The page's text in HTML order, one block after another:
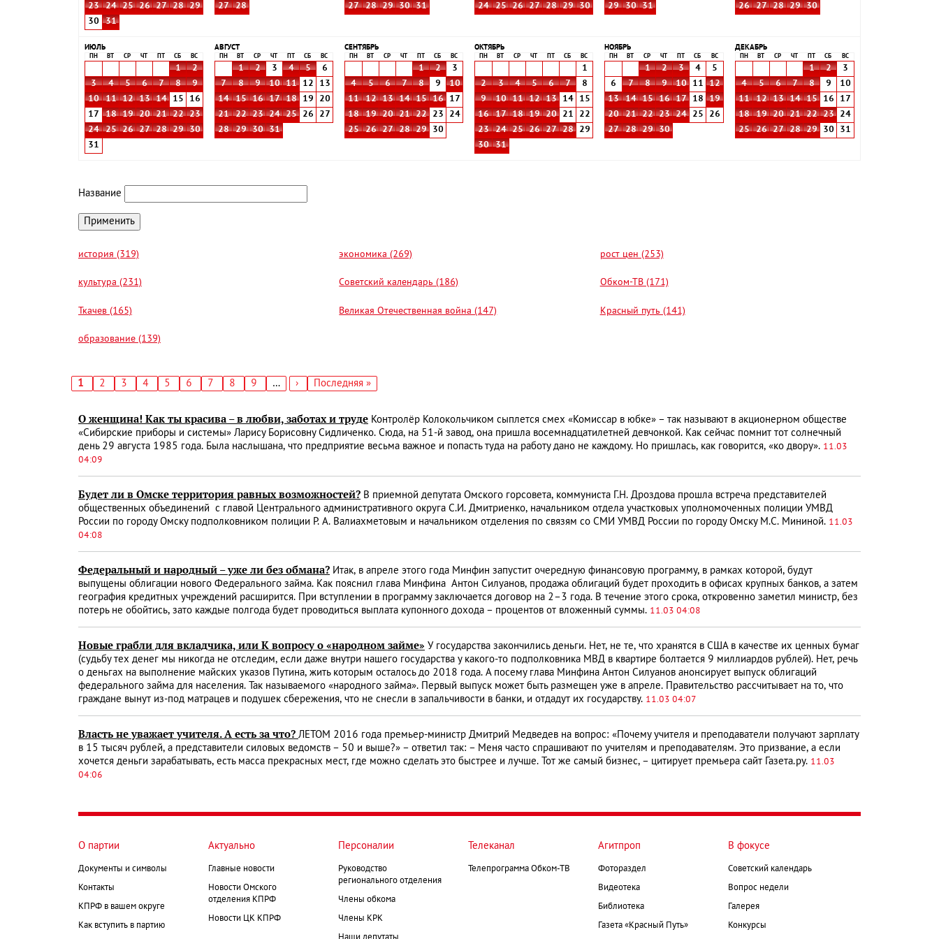
23
24 25 26 27 28
29
30
31
27
28
27
28 29 30 31
24
25 26 27 28 29 30
29
30 31
26
27 28 29 30
ИЮЛЬ
ПН ВТ СР ЧТ СБ ВС
1
2
3
4 5 6 7 8
9
10
11 12 13 14 15
16
17
18 19 20 21 22
23
24
25 26 27 28 29
30
31
АВГУСТ
ПН ВТ СР ЧТ СБ ВС
1 2 3 4 5
6
7
8 9 10 11 12
13
14
15 16 17 18 19
20
21
22 23 24 25 26
27
28
29 30 31
СЕНТЯБРЬ
ПН ВТ СР ЧТ СБ ВС
1 2
3
4
5 6 7 8 9
10
11
12 13 14 15 16
17
18
19 20 21 22 23
24
25
26 27 28 29 30
ОКТЯБРЬ
ПН ВТ СР ЧТ СБ ВС
1
2
3 4 5 6 7
8
9
10 11 12 13 14
15
16
17 18 19 20 21
22
23
24 25 26 27 28
29
30
31
НОЯБРЬ
ПН ВТ СР ЧТ СБ ВС
1 2 3 4
5
6
7 8 9 10 11
12
13
14 15 16 17 18
19
20
21 22 23 24 25
26
27
28 29 30
ДЕКАБРЬ
ПН ВТ СР ЧТ СБ ВС
1 2
3
4
5 6 7 8 9
10
11
12 13 14 15 16
17
18
19 20 21 22 23
24
25
26 27 28 29 30 31
Название
история (319) экономика (269) рост цен (253)
культура (231) Советский календарь (186) Обком-ТВ (171)
Ткачев (165) Великая Отечественная война (147) Красный путь (141)
образование (139)
Текущая
1 Страница
2 Страница
3 Страница
4 Страница
5 Страница
6 Страница
7 Страница
8 Страница
9 …
Следующая
›
Последняя
Последняя »
О женщина! Как ты красива – в любви, заботах и труде Контролёр Колокольчиком сыплется смех «Комиссар в юбке» – так называют в акционерном обществе
«Сибирские приборы и системы» Ларису Борисовну Сидличенко. Сюда, на 51-й завод, она пришла восемнадцатилетней девчонкой. Как сейчас помнит тот солнечный
день 29 августа 1985 года. Была наслышана, что предприятие весьма важное и попасть туда на работу дано не каждому. Но пришлась, как говорится, «ко двору». 11.03
04:09
Будет ли в Омске территория равных возможностей? В приемной депутата Омского горсовета, коммуниста Г.Н. Дроздова прошла встреча представителей
общественных объединений с главой Центрального административного округа С.И. Дмитриенко, начальником отдела участковых уполномоченных полиции УМВД
России по городу Омску подполковником полиции Р. А. Валиахметовым и начальником отделения по связям со СМИ УМВД России по городу Омску М.С. Мининой. 11.03
04:08
Федеральный и народный – уже ли без обмана? Итак, в апреле этого года Минфин запустит очередную финансовую программу, в рамках которой, будут
выпущены облигации нового Федерального займа. Как пояснил глава Минфина Антон Силуанов, продажа облигаций будет проходить в офисах крупных банков, а затем
география кредитных учреждений расширится. При вступлении в программу заключается договор на 2–3 года. В течение этого срока, откровенно заметил министр, без
потерь не обойтись, зато каждые полгода будет проводиться выплата купонного дохода – процентов от вложенный суммы. 11.03 04:08
Новые грабли для вкладчика, или К вопросу о «народном займе» У государства закончились деньги. Нет, не те, что хранятся в США в качестве их ценных бумаг
(судьбу тех денег мы никогда не отследим, если даже внутри нашего государства у какого-то подполковника МВД в квартире болтается 9 миллиардов рублей). Нет, речь
о деньгах на выполнение майских указов Путина, жить которым осталось до 2018 года. А посему глава Минфина Антон Силуанов анонсирует выпуск облигаций
федерального займа для населения. Так называемого «народного займа». Первый выпуск может быть размещен уже в апреле. Правительство рассчитывает на то, что
граждане вынут из-под матрацев и подушек сбережения, что не снесли в запальчивости в банки, и отдадут их государству. 11.03 04:07
Власть не уважает учителя. А есть за что? ЛЕТОМ 2016 года премьер-министр Дмитрий Медведев на вопрос: «Почему учителя и преподаватели получают зарплату
в 15 тысяч рублей, а представители силовых ведомств – 50 и выше?» – ответил так: – Меня часто спрашивают по учителям и преподавателям. Это призвание, а если
хочется деньги зарабатывать, есть масса прекрасных мест, где можно сделать это быстрее и лучше. Тот же самый бизнес, – цитирует премьера сайт Газета.ру. 11.03
04:06
О партии
Документы и символы
Контакты
КПРФ в вашем округе
Как вступить в партию
Актуально
Главные новости
Новости Омского
отделения КПРФ
Новости ЦК КПРФ
Персоналии
Руководство
регионального отделения
Члены обкома
Члены КРК
Телеканал
Телепрограмма Обком-ТВ
Агитпроп
Фотораздел
Видеотека
Библиотека
Газета «Красный Путь»
В фокусе
Советский календарь
Вопрос недели
Галерея
Конкурсы